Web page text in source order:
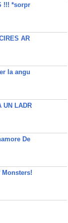
!!! *sorpr
AR
la angu
UN LADR
De
Monsters!